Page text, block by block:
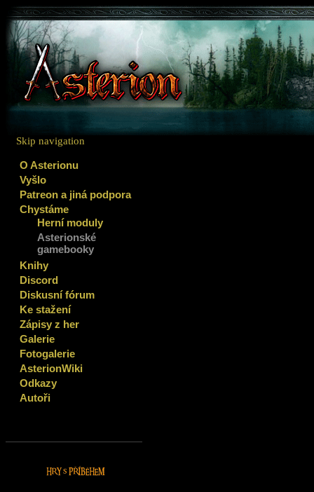
Skip navigation
O Asterionu
Vyšlo
Patreon a jiná podpora
Chystáme
Herní moduly
Asterionské
gamebooky
Knihy
Discord
Diskusní fórum
Ke stažení
Zápisy z her
Galerie
Fotogalerie
AsterionWiki
Odkazy
Autoři